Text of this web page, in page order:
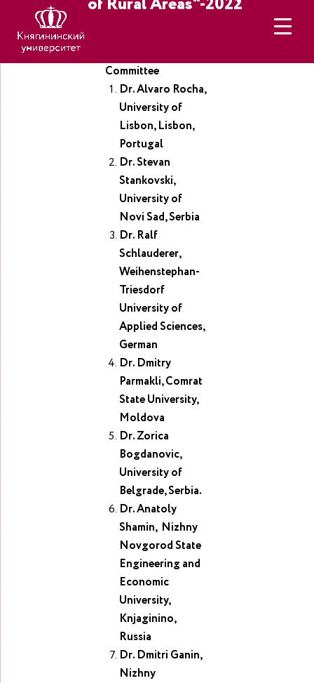
Committee
Dr. Alvaro Rocha,
University of
Lisbon, Lisbon,
Portugal
Dr. Stevan
Stankovski,
University of
Novi Sad, Serbia
Dr. Ralf
Schlauderer,
Weihenstephan-
Triesdorf
University of
Applied Sciences,
German
Dr. Dmitry
Parmakli, Comrat
State University,
Moldova
Dr.Zorica
Bogdanovic,
University of
Belgrade, Serbia.
Dr. Anatoly
Shamin, Nizhny
Novgorod State
Engineering and
Economic
University,
Knjaginino,
Russia
Dr. Dmitri Ganin,
Nizhny